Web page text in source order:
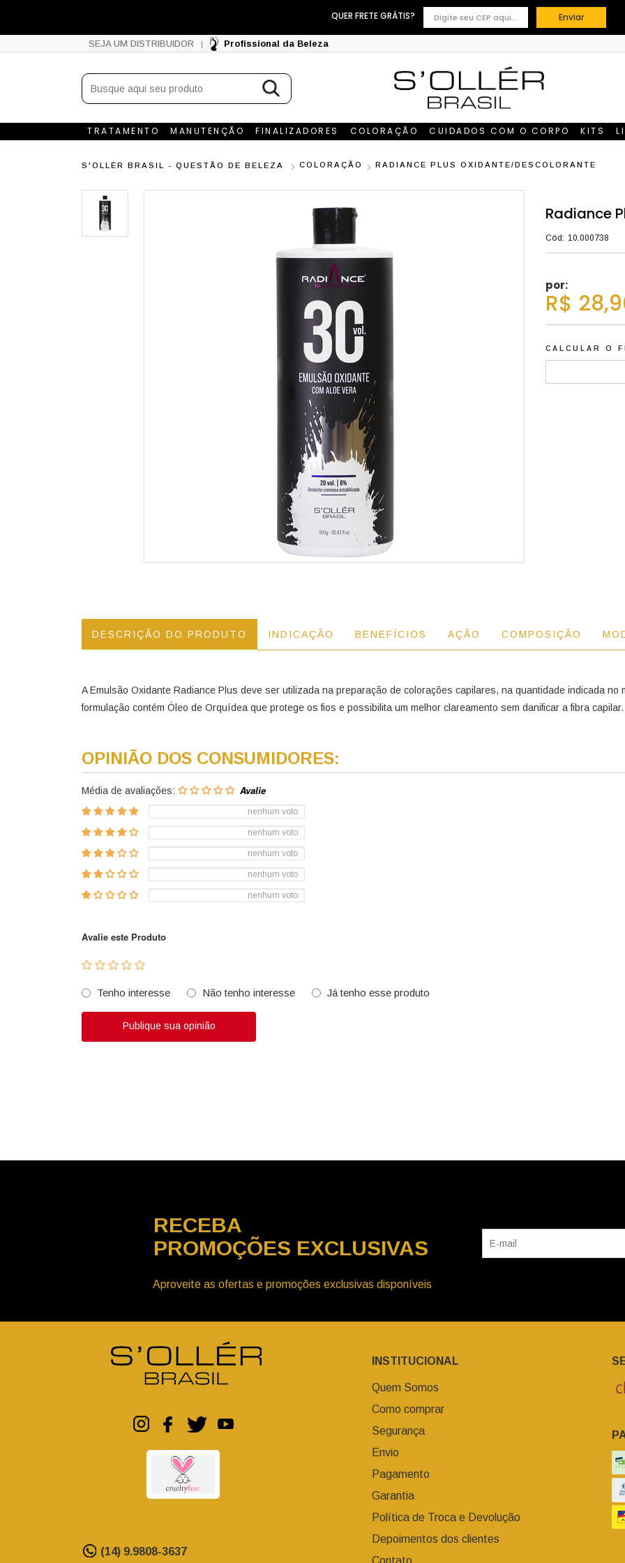
QUER FRETE GRÁTIS? Enviar
SEJA UM DISTRIBUIDOR | Profissional da Beleza
TRATAMENTO MANUTENÇÃO FINALIZADORES COLORAÇÃO CUIDADOS COM O CORPO KITS
S'OLLÉR BRASIL - QUESTÃO DE BELEZA COLORAÇÃO RADIANCE PLUS OXIDANTE/DESCOLORANTE
Radiance
Cód: 10.000738
por:
R$
CALCULAR O
DESCRIÇÃO DO PRODUTO INDICAÇÃO BENEFÍCIOS AÇÃO COMPOSIÇÃO
A Emulsão Oxidante Radiance Plus deve ser utilizada na preparação de colorações capilares, na quantidade indicada
formulação contém Óleo de Orquídea que protege os fios e possibilita um melhor clareamento sem danificar a fibra
OPINIÃO DOS CONSUMIDORES:
Média de avaliações:
nenhum voto
nenhum voto
nenhum voto
nenhum voto
nenhum voto
Avalie este Produto
Tenho interesse Não tenho interesse Já tenho esse produto
Publique sua opinião
RECEBA
PROMOÇÕES EXCLUSIVAS
Aproveite as ofertas e promoções exclusivas disponíveis
(14) 9.9808-3637
INSTITUCIONAL
Quem Somos
Como comprar
Segurança
Envio
Pagamento
Garantia
Política de Troca e Devolução
Depoimentos dos clientes
Contato